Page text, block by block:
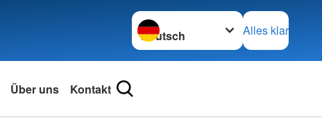
Sprache wechseln zu
Alles klar
Über uns Kontakt